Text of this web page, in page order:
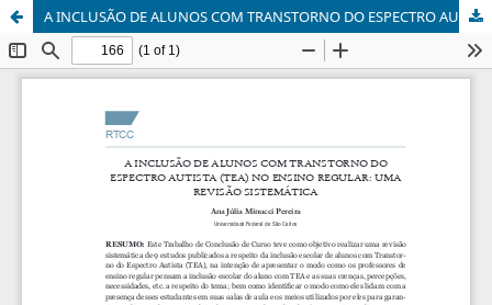
A INCLUSÃO DE ALUNOS COM TRANSTORNO DO ESPECTRO AUTISTA (TEA) NO ENSINO REGULAR: UMA REVISÃO SISTEMÁTICA